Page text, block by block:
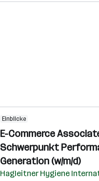
Einblicke
E-Commerce
Schwerpunkt
Generation (w/m/d)
Hagleitner Hygiene